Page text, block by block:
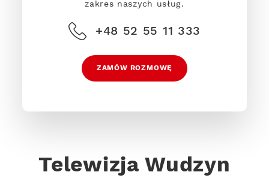
zakres naszych usług.
+48 52 55 11 333
ZAMÓW ROZMOWĘ
Telewizja Wudzyn